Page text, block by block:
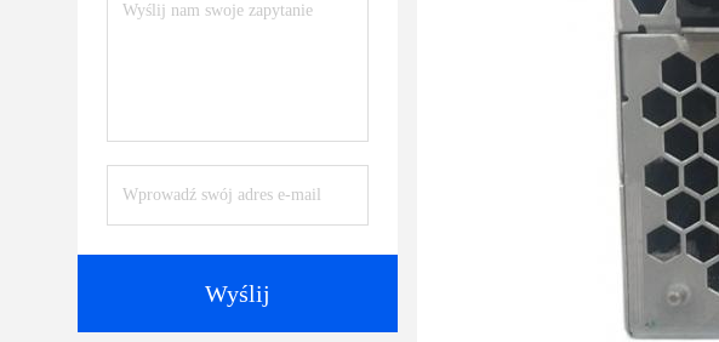
Wyślij